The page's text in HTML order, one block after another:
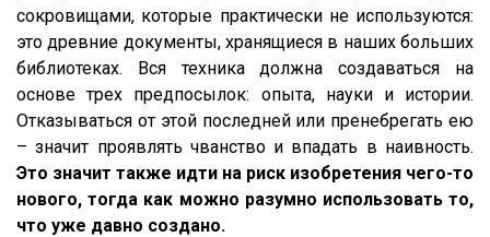
сокровищами, которые практически не используются:
это древние документы, хранящиеся в наших больших
библиотеках. Вся техника должна создаваться на
основе трех предпосылок: опыта, науки и истории.
Отказываться от этой последней или пренебрегать ею
– значит проявлять чванство и впадать в наивность.
Это значит также идти на риск изобретения чего-то
нового, тогда как можно разумно использовать то,
что уже давно создано.